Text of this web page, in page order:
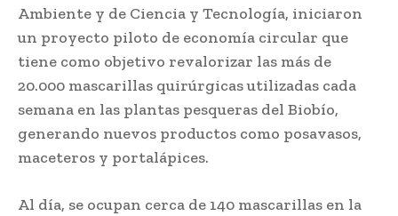
Ambiente y de Ciencia y Tecnología, iniciaron
un proyecto piloto de economía circular que
tiene como objetivo revalorizar las más de
20.000 mascarillas quirúrgicas utilizadas cada
semana en las plantas pesqueras del Biobío,
generando nuevos productos como posavasos,
maceteros y portalápices.
Al día, se ocupan cerca de 140 mascarillas en la